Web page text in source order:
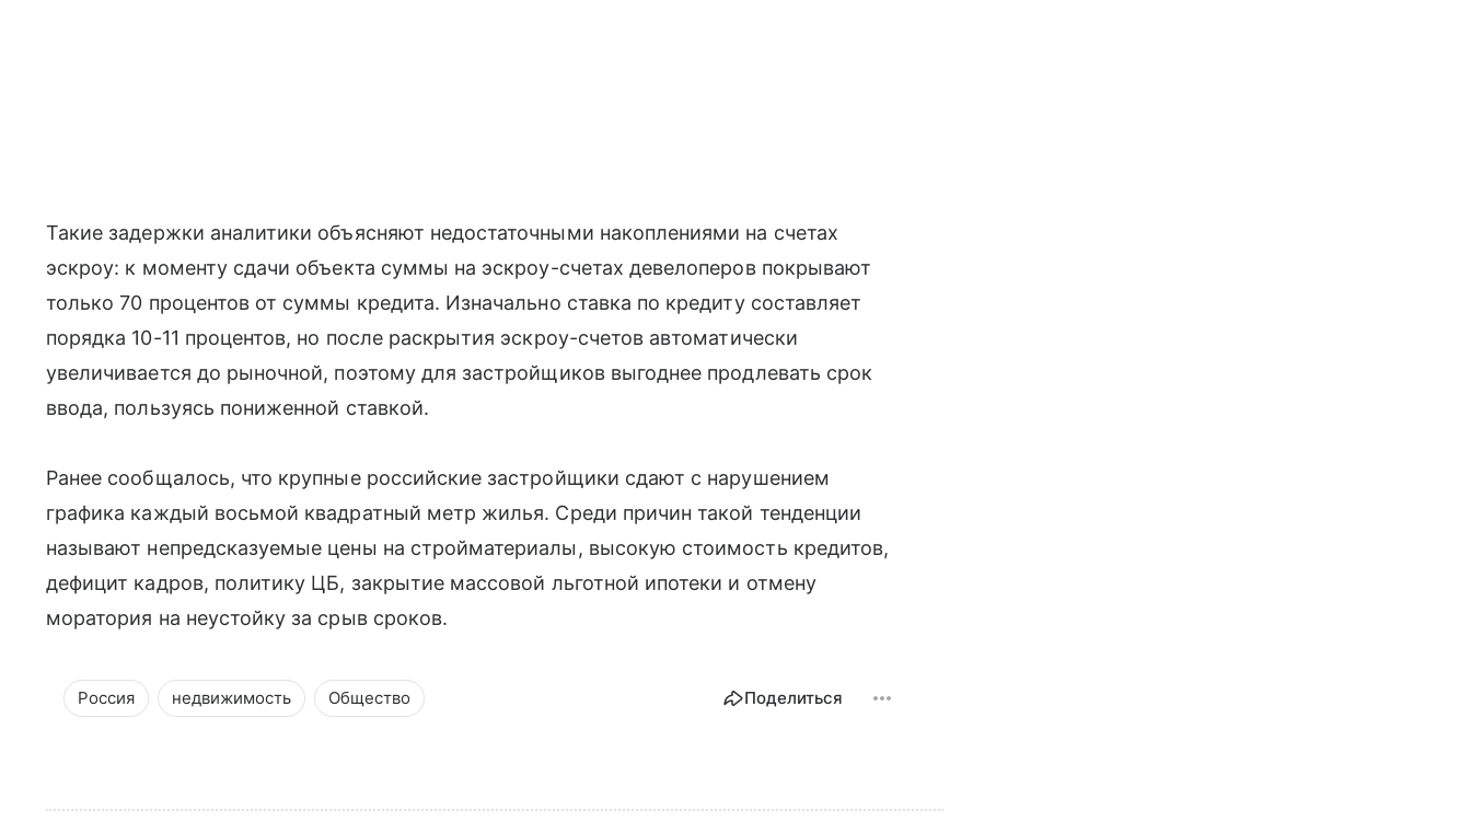
Такие задержки аналитики объясняют недостаточными накоплениями на счетах
эскроу: к моменту сдачи объекта суммы на эскроу-счетах девелоперов покрывают
только 70 процентов от суммы кредита. Изначально ставка по кредиту составляет
порядка 10-11 процентов, но после раскрытия эскроу-счетов автоматически
увеличивается до рыночной, поэтому для застройщиков выгоднее продлевать срок
ввода, пользуясь пониженной ставкой.
Ранее сообщалось, что крупные российские застройщики сдают с нарушением
графика каждый восьмой квадратный метр жилья. Среди причин такой тенденции
называют непредсказуемые цены на стройматериалы, высокую стоимость кредитов,
дефицит кадров, политику ЦБ, закрытие массовой льготной ипотеки и отмену
моратория на неустойку за срыв сроков.
Россия недвижимость Общество Поделиться